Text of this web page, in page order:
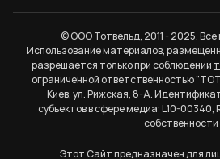
© ООО Тотвельд, 2011 - 2025.
Использование материалов,
разрешается только при соблюдении
ограниченной ответственностью
Киев, ул. Рижская, 8-А.
субъектов в сфере медиа: L10-
собственности
Этот Сайт предназначен для